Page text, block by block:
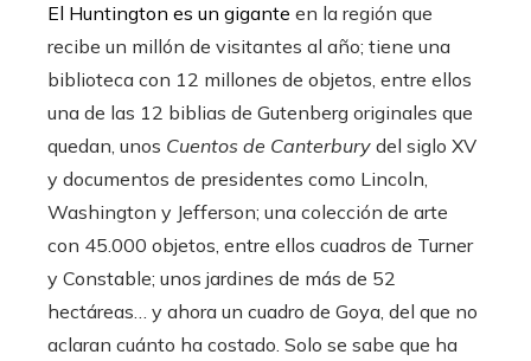
El Huntington es un gigante en la región que
recibe un millón de visitantes al año; tiene una
biblioteca con 12 millones de objetos, entre ellos
una de las 12 biblias de Gutenberg originales que
quedan, unos Cuentos de Canterbury del siglo XV
y documentos de presidentes como Lincoln,
Washington y Jefferson; una colección de arte
con 45.000 objetos, entre ellos cuadros de Turner
y Constable; unos jardines de más de 52
hectáreas… y ahora un cuadro de Goya, del que no
aclaran cuánto ha costado. Solo se sabe que ha